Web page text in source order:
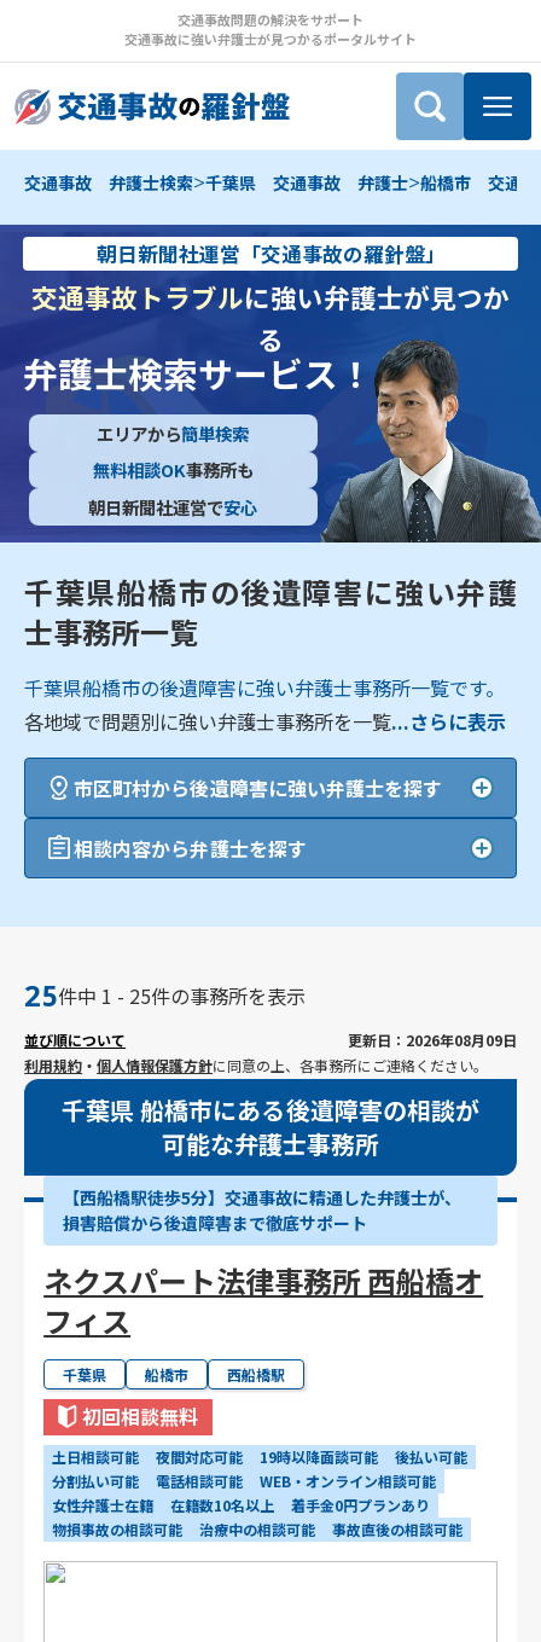
交通事故問題の解決をサポート
交通事故に強い弁護士が見つかるポータルサイト
交通事故 弁護士検索>千葉県 交通事故 弁護士>船橋市 交通
朝日新聞社運営「交通事故の羅針盤」
交通事故トラブルに強い弁護士が見つか
る
弁護士検索サービス！
エリアから簡単検索
無料相談OK事務所も
朝日新聞社運営で安心
千葉県船橋市の後遺障害に強い弁護
士事務所一覧
千葉県船橋市の後遺障害に強い弁護士事務所一覧です。
各地域で問題別に強い弁護士事務所を一覧...さらに表示
市区町村から後遺障害に強い弁護士を探す
相談内容から弁護士を探す
25件中 1 - 25件の事務所を表示
並び順について
更新日：2026年08月09日
利用規約 ・個人情報保護方針に同意の上、各事務所にご連絡ください。
千葉県 船橋市にある後遺障害の相談が
可能な弁護士事務所
【西船橋駅徒歩5分】交通事故に精通した弁護士が、
損害賠償から後遺障害まで徹底サポート
ネクスパート法律事務所 西船橋オ
フィス
千葉県 船橋市 西船橋駅
初回相談無料
土日相談可能 夜間対応可能 19時以降面談可能
後払い可能
分割払い可能
電話相談可能
WEB・オンライン相談可能
女性弁護士在籍
在籍数10名以上
着手金0円プランあり
物損事故の相談可能
治療中の相談可能 事故直後の相談可能